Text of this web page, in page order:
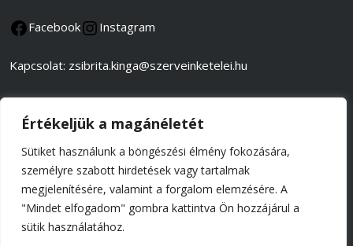
Értékeljük a magánéletét
Sütiket használunk a böngészési élmény fokozására,
személyre szabott hirdetések vagy tartalmak
megjelenítésére, valamint a forgalom elemzésére. A
"Mindet elfogadom" gombra kattintva Ön hozzájárul a
sütik használatához.
Facebook Instagram
Kapcsolat: zsibrita.kinga@szerveinketelei.hu
Adatkezelési és adatvédelmi tájékoztató
Impresszum
© 2026 Tel-Batab Kft.,
minden jog fenntartva